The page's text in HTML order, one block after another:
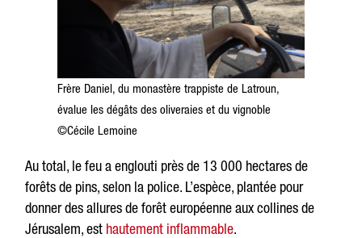
Frère Daniel, du monastère trappiste de Latroun,
évalue les dégâts des oliveraies et du vignoble
©Cécile Lemoine
Au total, le feu a englouti près de 13 000 hectares de
forêts de pins, selon la police. L’espèce, plantée pour
donner des allures de forêt européenne aux collines de
Jérusalem, est hautement inflammable.